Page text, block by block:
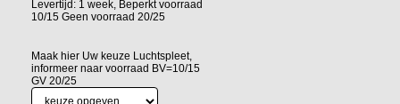
Levertijd: 1 week, Beperkt voorraad
10/15 Geen voorraad 20/25
Maak hier Uw keuze Luchtspleet,
informeer naar voorraad BV=10/15
GV 20/25